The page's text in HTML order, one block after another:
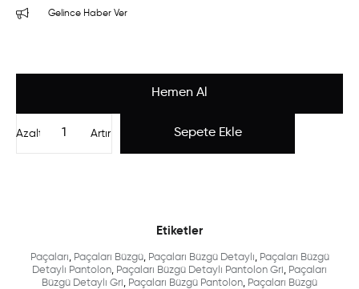
Gelince Haber Ver
Artır
Azalt
Etiketler
Paçaları, Paçaları Büzgü, Paçaları Büzgü Detaylı, Paçaları Büzgü
Detaylı Pantolon, Paçaları Büzgü Detaylı Pantolon Gri, Paçaları
Büzgü Detaylı Gri, Paçaları Büzgü Pantolon, Paçaları Büzgü